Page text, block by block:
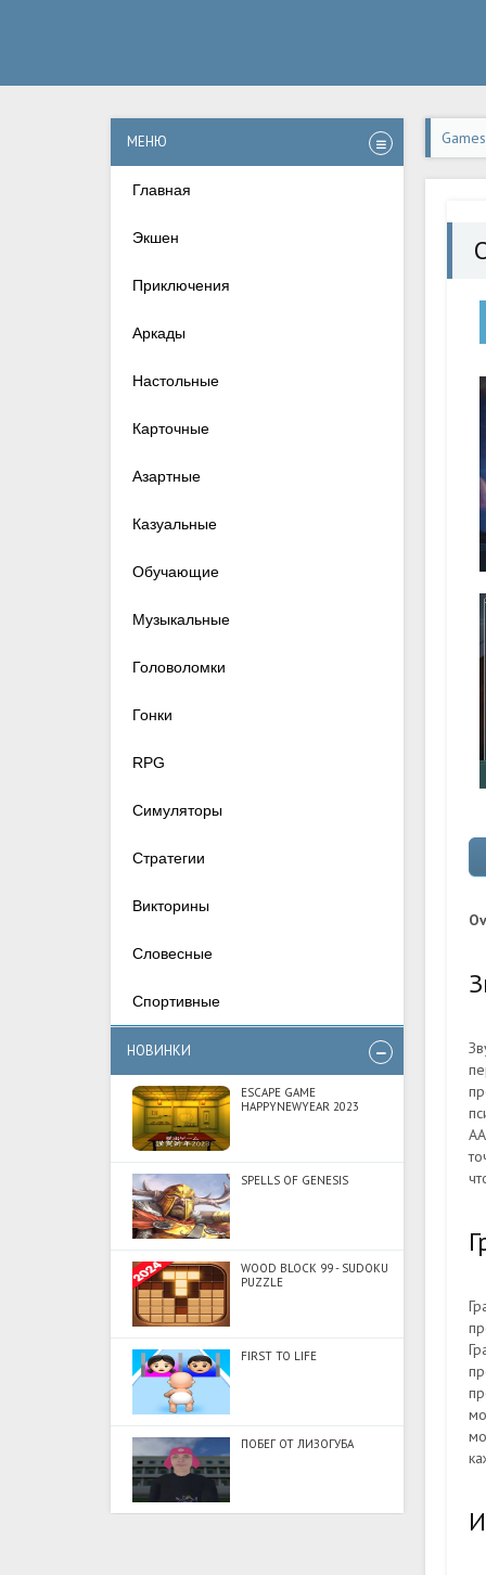
МЕНЮ
Главная
Экшен
Приключения
Аркады
Настольные
Карточные
Азартные
Казуальные
Обучающие
Музыкальные
Головоломки
Гонки
RPG
Симуляторы
Стратегии
Викторины
Словесные
Спортивные
НОВИНКИ
ESCAPE GAME
HAPPYNEWYEAR 2023
SPELLS OF GENESIS
WOOD BLOCK 99 - SUDOKU
PUZZLE
FIRST TO LIFE
ПОБЕГ ОТ ЛИЗОГУБА